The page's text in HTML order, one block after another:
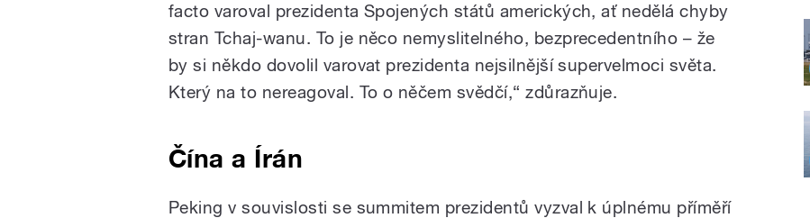
facto varoval prezidenta Spojených států amerických, ať nedělá chyby
stran Tchaj-wanu. To je něco nemyslitelného, bezprecedentního – že
by si někdo dovolil varovat prezidenta nejsilnější supervelmoci světa.
Který na to nereagoval. To o něčem svědčí,“ zdůrazňuje.
Čína a Írán
Peking v souvislosti se summitem prezidentů vyzval k úplnému příměří